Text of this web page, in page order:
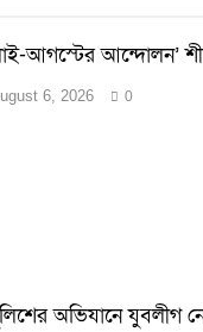
আগস্টের আন্দোলন’
6, 2026 0
অভিযানে যুবলীগ